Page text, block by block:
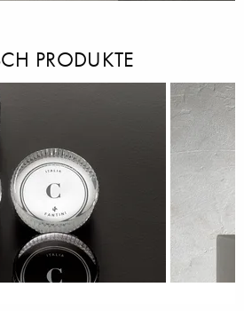
PRODUKTE